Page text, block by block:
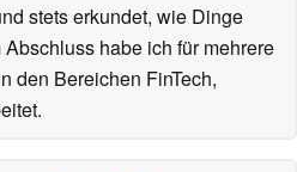
stets erkundet, wie Dinge
habe ich für mehrere
den Bereichen FinTech,